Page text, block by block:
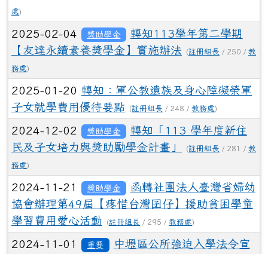
處)
2025-02-04 獎助學金
轉知113學年第二學期
【友達永續素養獎學金】實施辦法
(註冊組長 / 250 / 教
務處)
2025-01-20 轉知：軍公教遺族及身心障礙榮軍
子女就學費用優待要點
(註冊組長 / 248 / 教務處)
2024-12-02 獎助學金
轉知「113 學年度新住
民及子女培力與獎助勵學金計畫」
(註冊組長 / 281 / 教
務處)
2024-11-21 獎助學金
函轉社團法人臺灣省婦幼
協會辦理第49屆【疼惜台灣囝仔】援助貧困學童
學習費用愛心活動
(註冊組長 / 295 / 教務處)
2024-11-01 重要
中壢區公所強迫入學法令宣